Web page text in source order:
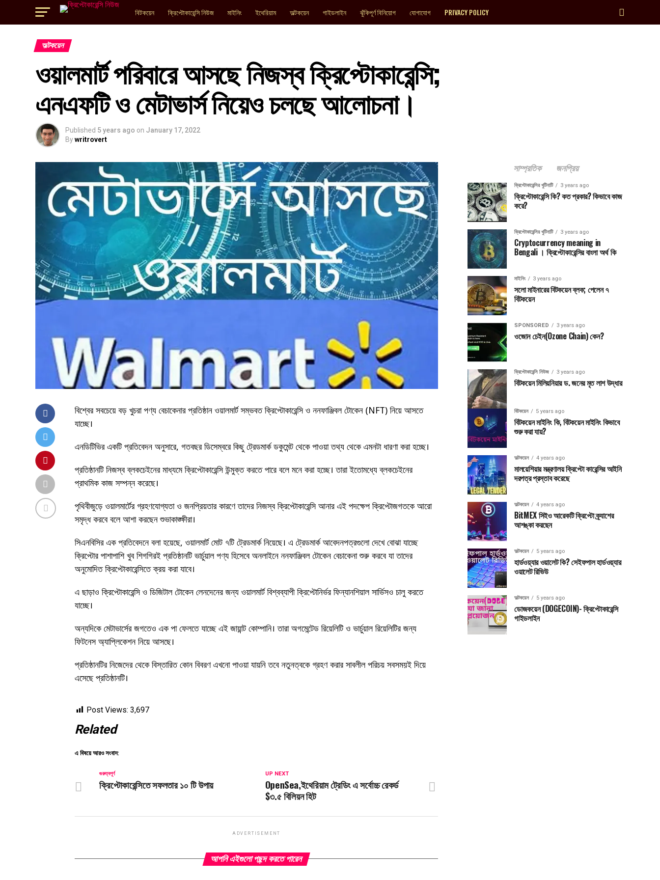
বিটকয়েন ক্রিপ্টোকারেন্সি নিউজ মাইনিং ইথেরিয়াম অল্টকয়েন গাইডলাইন ঝুঁকিপূর্ণ বিনিয়োগ যোগাযোগ PRIVACY POLICY
অল্টকয়েন
ওয়ালমার্ট পরিবারে আসছে নিজস্ব ক্রিপ্টোকারেন্সি;
এনএফটি ও মেটাভার্স নিয়েও চলছে আলোচনা।
Published 5 years ago on January 17, 2022
Bywritrovert
বিশ্বের সবচেয়ে বড় খুচরা পণ্য বেচাকেনার প্রতিষ্ঠান ওয়ালমার্ট সম্ভবত ক্রিপ্টোকারেন্সি ও ননফাঞ্জিবল টোকেন (NFT) নিয়ে আসতে
যাচ্ছে।
এনডিটিভির একটি প্রতিবেদন অনুসারে, গতবছর ডিসেম্বরে কিছু ট্রেডমার্ক ডকুমেন্ট থেকে পাওয়া তথ্য থেকে এমনটা ধারণা করা হচ্ছে।
প্রতিষ্ঠানটি নিজস্ব ব্লকচেইনের মাধ্যমে ক্রিপ্টোকারেন্সি উন্মুক্ত করতে পারে বলে মনে করা হচ্ছে। তারা ইতোমধ্যে ব্লকচেইনের
প্রাথমিক কাজ সম্পন্ন করেছে।
পৃথিবীজুড়ে ওয়ালমার্টের গ্রহণযোগ্যতা ও জনপ্রিয়তার কারণে তাদের নিজস্ব ক্রিপ্টোকারেন্সি আনার এই পদক্ষেপ ক্রিপ্টোজগতকে আরো
সমৃদ্ধ করবে বলে আশা করছেন শুভাকাঙ্ক্ষীরা।
সিএনবিসির এক প্রতিবেদনে বলা হয়েছে, ওয়ালমার্ট মোট ৭টি ট্রেডমার্ক নিয়েছে। এ ট্রেডমার্ক আবেদনপত্রগুলো দেখে বোঝা যাচ্ছে
ক্রিপ্টোর পাশাপাশি খুব শিগগিরই প্রতিষ্ঠানটি ভার্চুয়াল পণ্য হিসেবে অনলাইনে ননফাঞ্জিবল টোকেন বেচাকেনা শুরু করবে যা তাদের
অনুমোদিত ক্রিপ্টোকারেন্সিতে ক্রয় করা যাবে।
এ ছাড়াও ক্রিপ্টোকারেন্সি ও ডিজিটাল টোকেন লেনদেনের জন্য ওয়ালমার্ট বিশ্বব্যাপী ক্রিপ্টোনির্ভর ফিন্যানশিয়াল সার্ভিসও চালু করতে
যাচ্ছে।
অন্যদিকে মেটাভার্সের জগতেও এক পা ফেলতে যাচ্ছে এই জায়ান্ট কোম্পানি। তারা অগমেন্টেড রিয়েলিটি ও ভার্চুয়াল রিয়েলিটির জন্য
ফিটনেস অ্যাপ্লিকেশন নিয়ে আসছে।
প্রতিষ্ঠানটির নিজেদের থেকে বিস্তারিত কোন বিবরণ এখনো পাওয়া যায়নি তবে নতুনত্বকে গ্রহণ করার সাবলীল পরিচয় সবসময়ই দিয়ে
এসেছে প্রতিষ্ঠানটি।
Post Views: 3,697
Related
এ বিষয়ে আরও সংবাদ:
UP NEXT
OpenSea,ইথেরিয়াম ট্রেডিং এ সর্বোচ্চ রেকর্ড
$৩.৫ বিলিয়ন হিট
গুরুত্বপূর্ণ
ক্রিপ্টোকারেন্সিতে সফলতার ১০ টি উপায়
ADVERTISEMENT
আপনি এইগুলো পছন্দ করতে পারেন
সাম্প্রতিক জনপ্রিয়
ক্রিপ্টোকারেন্সির খুটিনাটি 3 years ago
ক্রিপ্টোকারেন্সি কি? কত প্রকার? কিভাবে কাজ
করে?
ক্রিপ্টোকারেন্সির খুটিনাটি 3 years ago
Cryptocurrency meaning in
Bengali । ক্রিপ্টোকারেন্সির বাংলা অর্থ কি
মাইনিং 3 years ago
সলো মাইনারের বিটকয়েন ব্লক; পেলেন ৭
বিটকয়েন
SPONSORED 3 years ago
ওজোন চেইন(Ozone Chain) কেন?
ক্রিপ্টোকারেন্সি নিউজ 3 years ago
বিটকয়েন মিলিয়নিয়ার ড. জনের মৃত লাশ উদ্ধার
বিটকয়েন 5 years ago
বিটকয়েন মাইনিং কি, বিটকয়েন মাইনিং কিভাবে
শুরু করা যায়?
অল্টকয়েন 4 years ago
মালয়েশিয়ার মন্ত্রণালয় ক্রিপ্টো কারেন্সির আইনি
দরপত্র প্রস্তাব করেছে
অল্টকয়েন 4 years ago
BitMEX সিইও আরেকটি ক্রিপ্টো ক্র্যাশের
আশঙ্কা করছেন
অল্টকয়েন 5 years ago
হার্ডওয়্যার ওয়ালেট কি? সেইফপাল হার্ডওয়্যার
ওয়ালেট রিভিউ
অল্টকয়েন 5 years ago
ডোজকয়েন (DOGECOIN)- ক্রিপ্টোকারেন্সি
গাইডলাইন